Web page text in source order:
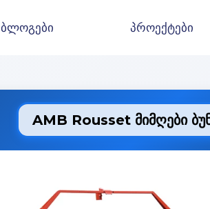
ბლოგები პროექტები
AMB Rousset მიმღები